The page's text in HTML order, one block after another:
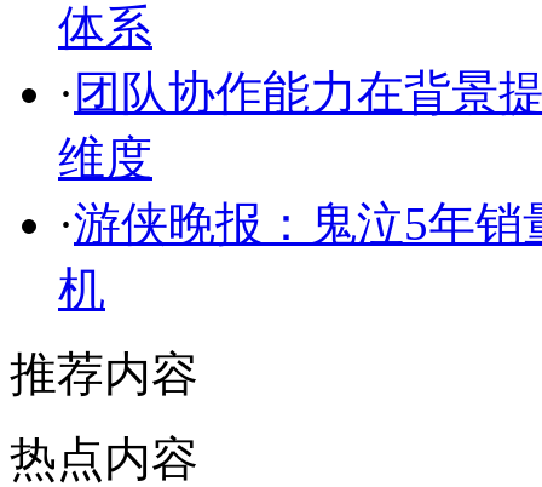
体系
· 团队协作能力在背景
维度
·游侠晚报：鬼泣5年
机
推荐内容
热点内容